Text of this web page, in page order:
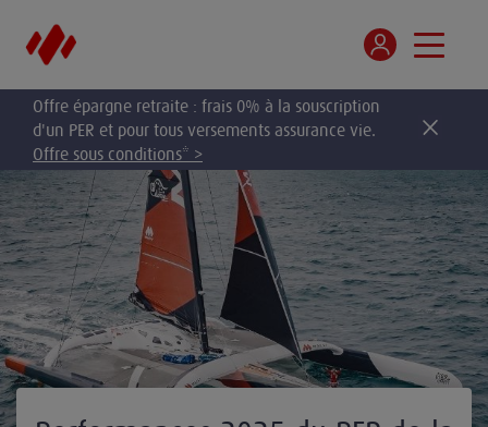
Offre épargne retraite : frais 0% à la souscription
d'un PER et pour tous versements assurance vie.
Offre sous conditions* >